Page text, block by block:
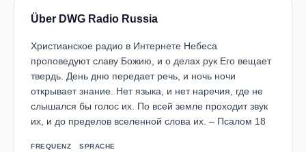
Über DWG Radio Russia
Христианское радио в Интернете Небеса
проповедуют славу Божию, и о делах рук Его вещает
твердь. День дню передает речь, и ночь ночи
открывает знание. Нет языка, и нет наречия, где не
слышался бы голос их. По всей земле проходит звук
их, и до пределов вселенной слова их. – Псалом 18
FREQUENZ SPRACHE